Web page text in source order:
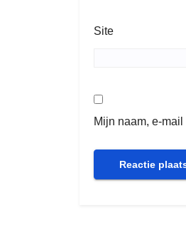
Site
Mijn naam, e-